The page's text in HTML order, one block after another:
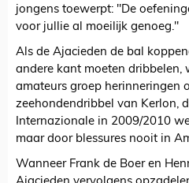
jongens toewerpt: "De
voor jullie al moeilijk genoeg."
Als de Ajacieden de bal
andere kant moeten dribbelen,
amateurs groep herinneringen
zeehondendribbel van Kerlon,
Internazionale in 2009/2010
maar door blessures nooit in
Wanneer Frank de Boer en